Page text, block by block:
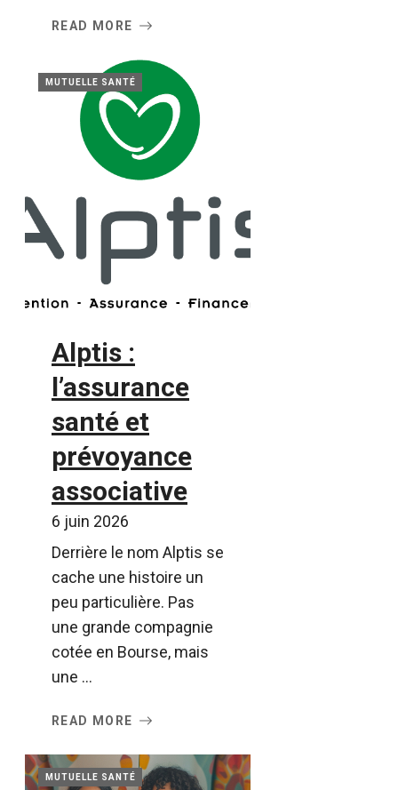
READ MORE
MUTUELLE SANTÉ
Alptis :
l’assurance
santé et
prévoyance
associative
6 juin 2026
Derrière le nom Alptis se
cache une histoire un
peu particulière. Pas
une grande compagnie
cotée en Bourse, mais
une ...
READ MORE
MUTUELLE SANTÉ